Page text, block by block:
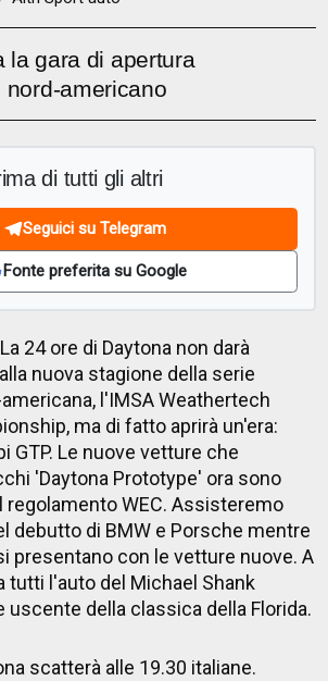
la gara di apertura
americano
di tutti gli altri
Seguici su Telegram
Fonte preferita su Google
La 24 ore di Daytona non darà
nuova stagione della serie
l'IMSA Weathertech
ma di fatto aprirà un'era:
GTP. Le nuove vetture che
'Daytona Prototype' ora sono
regolamento WEC. Assisteremo
debutto di BMW e Porsche mentre
presentano con le vetture nuove. A
tutti l'auto del Michael Shank
uscente della classica della Florida.
scatterà alle 19.30 italiane.